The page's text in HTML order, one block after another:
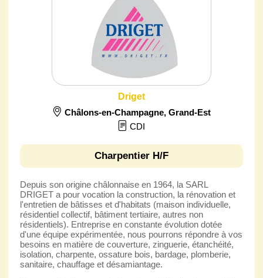
Driget
Châlons-en-Champagne, Grand-Est
CDI
Charpentier H/F
Depuis son origine châlonnaise en 1964, la SARL
DRIGET a pour vocation la construction, la rénovation et
l'entretien de bâtisses et d'habitats (maison individuelle,
résidentiel collectif, bâtiment tertiaire, autres non
résidentiels). Entreprise en constante évolution dotée
d'une équipe expérimentée, nous pourrons répondre à vos
besoins en matière de couverture, zinguerie, étanchéité,
isolation, charpente, ossature bois, bardage, plomberie,
sanitaire, chauffage et désamiantage.